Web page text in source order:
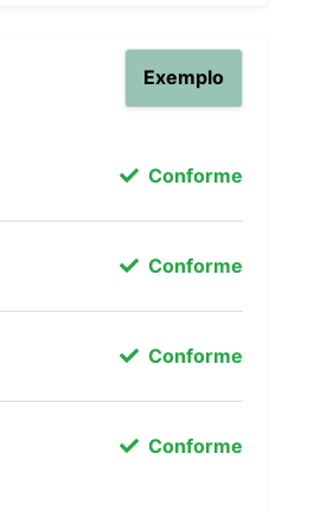
Exemplo
Conforme
Conforme
Conforme
Conforme